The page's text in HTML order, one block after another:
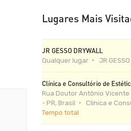
Lugares Mais
JR GESSO DRYWALL
Qualquer lugar JR
Clínica e Consultório de
Rua Doutor Antônio
- PR, Brasil
Clínica e
Tempo total